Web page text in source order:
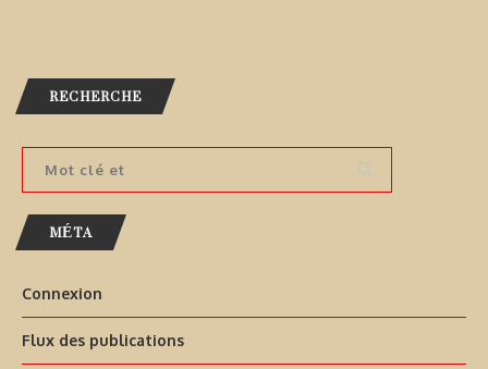
RECHERCHE
MÉTA
Connexion
Flux des publications